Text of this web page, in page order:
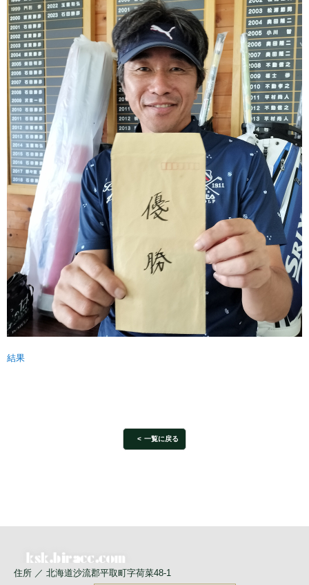
結果
一覧に戻る
住所 ／ 北海道沙流郡平取町字荷菜48-1